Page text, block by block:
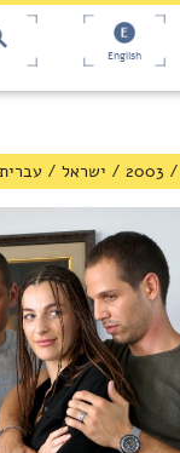
English
/
2003
/ ישראל / עברית